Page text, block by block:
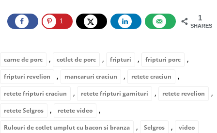
1
SHARES
1
carne de porc , cotlet de porc , fripturi , fripturi porc ,
fripturi revelion , mancaruri craciun , retete craciun ,
retete fripturi craciun , retete fripturi garnituri , retete revelion ,
retete Selgros , retete video ,
Rulouri de cotlet umplut cu bacon si branza , Selgros , video